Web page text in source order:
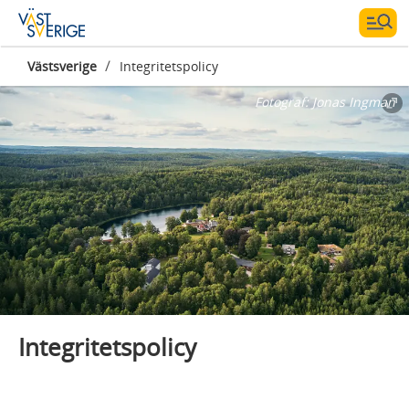
Västsverige / Integritetspolicy
Fotograf:Jonas Ingman
Integritetspolicy